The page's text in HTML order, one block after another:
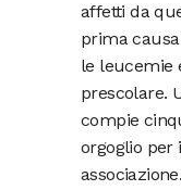
affetti da
prima
le leucemie
prescolare.
compie
orgoglio per
associazione.